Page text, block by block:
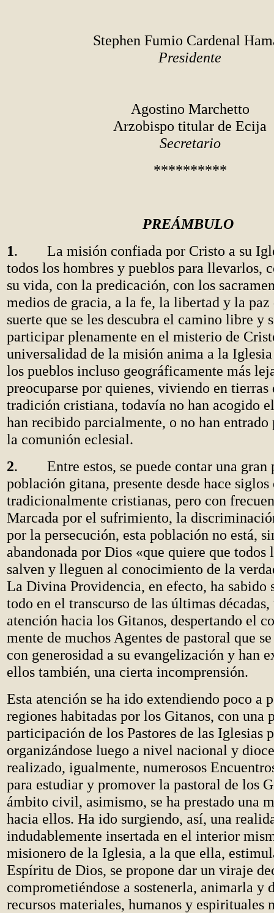
Stephen Fumio Cardenal
Presidente
Agostino Marchetto
Arzobispo titular de Ecija
Secretario
**********
PREÁMBULO
1. La misión confiada por Cristo a su
todos los hombres y pueblos para llevarlos,
su vida, con la predicación, con los
medios de gracia, a la fe, la libertad y la paz
suerte que se les descubra el camino libre y
participar plenamente en el misterio de
universalidad de la misión anima a la
los pueblos incluso geográficamente más
preocuparse por quienes, viviendo en tierras
tradición cristiana, todavía no han acogido
han recibido parcialmente, o no han entrado
la comunión eclesial.
2. Entre estos, se puede contar una gran
población gitana, presente desde hace siglos
tradicionalmente cristianas, pero con
Marcada por el sufrimiento, la
por la persecución, esta población no está,
abandonada por Dios «que quiere que todos
salven y lleguen al conocimiento de la
La Divina Providencia, en efecto, ha sabido
todo en el transcurso de las últimas
atención hacia los Gitanos, despertando el
mente de muchos Agentes de pastoral que
con generosidad a su evangelización y han
ellos también, una cierta incomprensión.
Esta atención se ha ido extendiendo poco a
regiones habitadas por los Gitanos, con una
participación de los Pastores de las Iglesias
organizándose luego a nivel nacional y
realizado, igualmente, numerosos
para estudiar y promover la pastoral de los
ámbito civil, asimismo, se ha prestado una
hacia ellos. Ha ido surgiendo, así, una
indudablemente insertada en el interior
misionero de la Iglesia, a la que ella,
Espíritu de Dios, se propone dar un viraje
comprometiéndose a sostenerla, animarla y
recursos materiales, humanos y espirituales